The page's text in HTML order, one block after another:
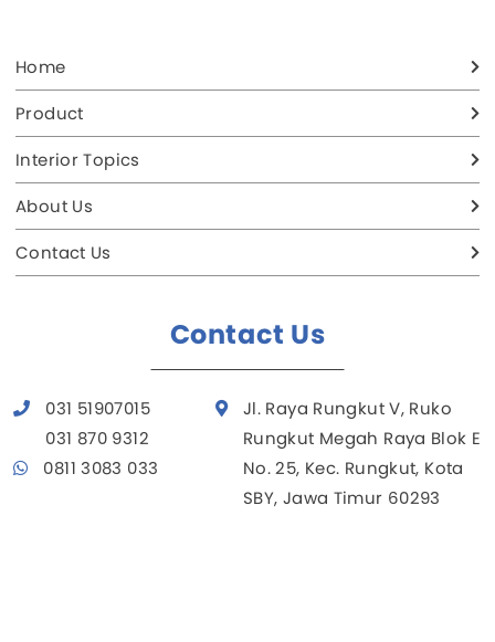
Home
Product
Interior Topics
About Us
Contact Us
Contact Us
031 51907015
031 870 9312
0811 3083 033
Jl. Raya Rungkut V, Ruko
Rungkut Megah Raya Blok E
No. 25, Kec. Rungkut, Kota
SBY, Jawa Timur 60293